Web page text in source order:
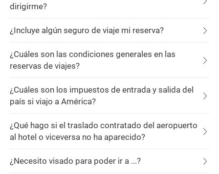
dirigirme?
¿Incluye algún seguro de viaje mi reserva?
¿Cuáles son las condiciones generales en las
reservas de viajes?
¿Cuáles son los impuestos de entrada y salida del
país si viajo a América?
¿Qué hago si el traslado contratado del aeropuerto
al hotel o viceversa no ha aparecido?
¿Necesito visado para poder ir a ...?